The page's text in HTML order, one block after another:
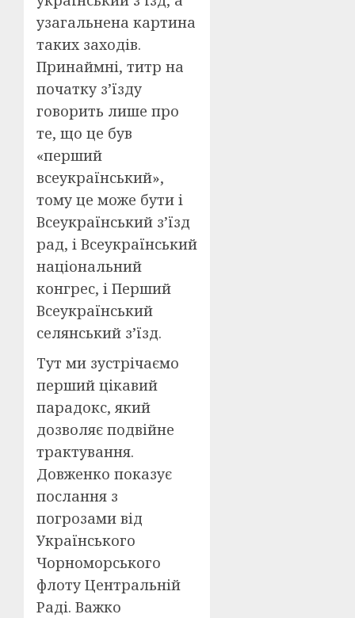
узагальнена картина
таких заходів.
Принаймні, титр на
початку з’їзду
говорить лише про
те, що це був
«перший
всеукраїнський»,
тому це може бути і
Всеукраїнський з’їзд
рад, і Всеукраїнський
національний
конгрес, і Перший
Всеукраїнський
селянський з’їзд.
Тут ми зустрічаємо
перший цікавий
парадокс, який
дозволяє подвійне
трактування.
Довженко показує
послання з
погрозами від
Українського
Чорноморського
флоту Центральній
Раді. Важко